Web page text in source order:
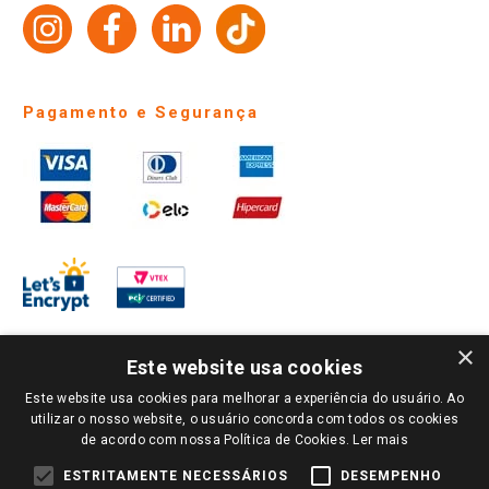
Identidade Visual
Pagamento e Segurança
PARA VER OS PREÇOS DA SUA REGIÃO, FAÇA LOGIN E SELECIONE A LOJA DE
SUA PREFERÊNCIA. SOMENTE APÓS O LOGIN, OS PREÇOS DA SUA REGIÃO OU
LOJA SERÃO CARREGADOS.
TODOS OS PREÇOS E CONDIÇÕES COMERCIAIS DESTE SITE SÃO VÁLIDOS APENAS
PARA COMPRAS REALIZADAS NO GIASSI.COM.BR E NA LOJA SELECIONADA
×
Este website usa cookies
Este website usa cookies para melhorar a experiência do usuário. Ao
utilizar o nosso website, o usuário concorda com todos os cookies
de acordo com nossa Política de Cookies. Ler mais
ESTRITAMENTE NECESSÁRIOS DESEMPENHO